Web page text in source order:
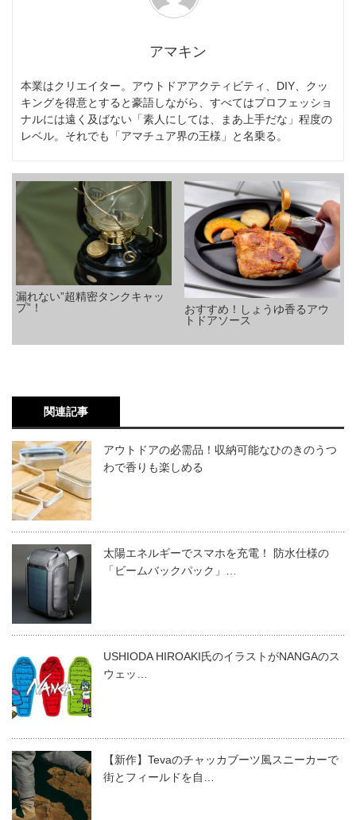
アマキン
本業はクリエイター。アウトドアアクティビティ、DIY、クッ
キングを得意とすると豪語しながら、すべてはプロフェッショ
ナルには遠く及ばない「素人にしては、まあ上手だな」程度の
レベル。それでも「アマチュア界の王様」と名乗る。
漏れない”超精密タンクキャッ
プ”！
おすすめ！しょうゆ香るアウ
トドアソース
関連記事
アウトドアの必需品！収納可能なひのきのうつ
わで香りも楽しめる
太陽エネルギーでスマホを充電！ 防水仕様の
「ビームバックパック」…
USHIODA HIROAKI氏のイラストがNANGAのス
ウェッ…
【新作】Tevaのチャッカブーツ風スニーカーで
街とフィールドを自…